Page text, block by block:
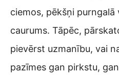
ciemos, pēkšņi purngalā
caurums. Tāpēc,
pievērst uzmanību, vai
pazīmes gan pirkstu,